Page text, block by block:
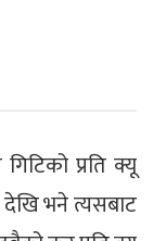
प्रति क्यू
देखि भने त्यसबाट